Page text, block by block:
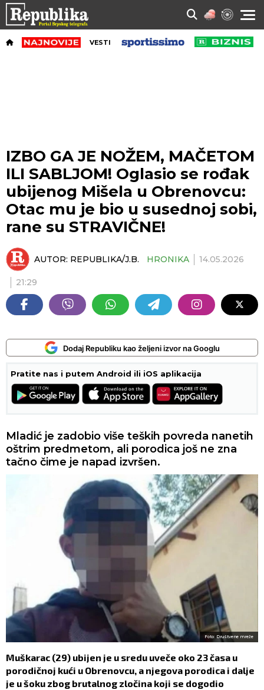
VESTI
IZBO GA JE NOŽEM, MAČETOM
ILI SABLJOM! Oglasio se rođak
ubijenog Mišela u Obrenovcu:
Otac mu je bio u susednoj sobi,
rane su STRAVIČNE!
AUTOR: REPUBLIKA/J.B. HRONIKA 14.05.2026
21:29
Dodaj Republiku kao željeni izvor na Googlu
Pratite nas i putem Android ili iOS aplikacija
Mladić je zadobio više teških povreda nanetih
oštrim predmetom, ali porodica još ne zna
tačno čime je napad izvršen.
Foto: Društvene mreže
Muškarac (29) ubijen je u sredu uveče oko 23 časa u
porodičnoj kući u Obrenovcu, a njegova porodica i dalje
je u šoku zbog brutalnog zločina koji se dogodio